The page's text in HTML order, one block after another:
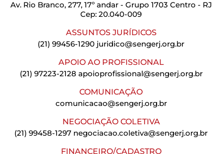
Av. Rio Branco, 277, 17º andar - Grupo 1703 Centro - RJ
Cep: 20.040-009
ASSUNTOS JURÍDICOS
(21) 99456-1290 juridico@sengerj.org.br
APOIO AO PROFISSIONAL
(21) 97223-2128 apoioprofissional@sengerj.org.br
COMUNICAÇÃO
comunicacao@sengerj.org.br
NEGOCIAÇÃO COLETIVA
(21) 99458-1297 negociacao.coletiva@sengerj.org.br
FINANCEIRO/CADASTRO